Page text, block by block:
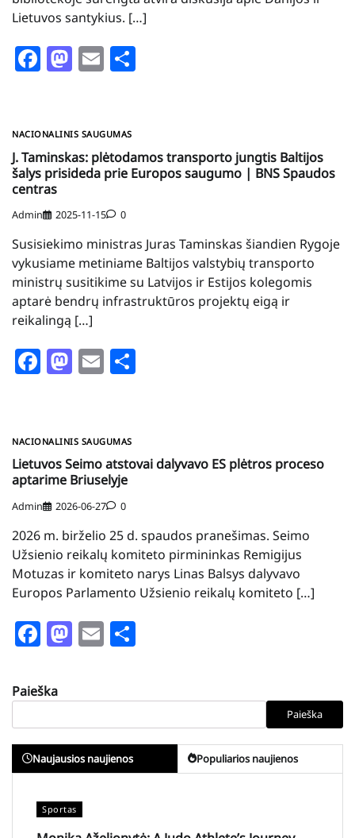
Lietuvos santykius. […]
Facebook
Mastodon
Email
NACIONALINIS SAUGUMAS
J. Taminskas: plėtodamos transporto jungtis Baltijos
šalys prisideda prie Europos saugumo | BNS Spaudos
centras
Admin 2025-11-15 0
Susisiekimo ministras Juras Taminskas šiandien Rygoje
vykusiame metiniame Baltijos valstybių transporto
ministrų susitikime su Latvijos ir Estijos kolegomis
aptarė bendrų infrastruktūros projektų eigą ir
reikalingą […]
Facebook
Mastodon
Email
NACIONALINIS SAUGUMAS
Lietuvos Seimo atstovai dalyvavo ES plėtros proceso
aptarime Briuselyje
Admin 2026-06-27 0
2026 m. birželio 25 d. spaudos pranešimas. Seimo
Užsienio reikalų komiteto pirmininkas Remigijus
Motuzas ir komiteto narys Linas Balsys dalyvavo
Europos Parlamento Užsienio reikalų komiteto […]
Facebook
Mastodon
Email
Paieška
Paieška
Naujausios naujienos Populiarios naujienos
Sportas